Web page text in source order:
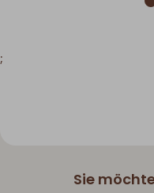
;
Sie